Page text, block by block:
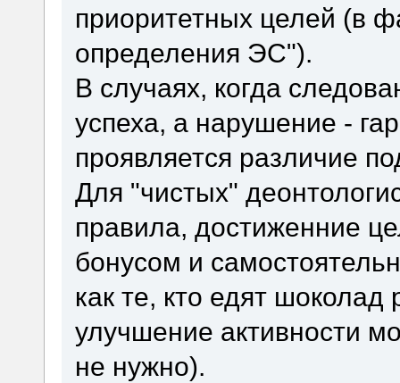
приоритетных целей (в
определения ЭС").
В случаях, когда
успеха, а нарушение -
проявляется различие
Для "чистых"
правила, достиженние
бонусом и
как те, кто едят
улучшение активности
не нужно).